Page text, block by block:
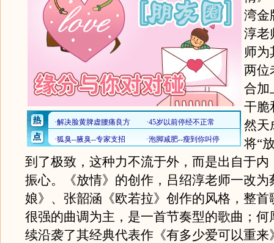
湾金
淳老
师为
两位
合加
干脆
然天
将“
到了极致，这种力不流于外，而是出自于内
振心。《放情》的创作，吕绍淳老师一改为
娘》、张韶涵《欧若拉》创作的风格，整首
很强的曲调为主，是一首节奏型的歌曲；何
续沿袭了其经典代表作《有多少爱可以重来